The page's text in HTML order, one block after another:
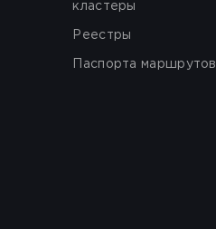
кластеры
Реестры
Паспорта маршрутов